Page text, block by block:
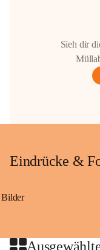
Sieh dir
Eindrücke &
Bilder